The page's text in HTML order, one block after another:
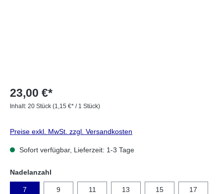
23,00 €*
Inhalt: 20 Stück (1,15 €* / 1 Stück)
Preise exkl. MwSt. zzgl. Versandkosten
Sofort verfügbar, Lieferzeit: 1-3 Tage
Nadelanzahl
7 9 11 13 15 17